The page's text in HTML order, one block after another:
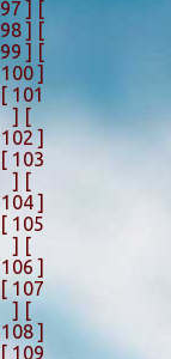
97 ] [
98 ] [
99 ] [
100 ]
[ 101
] [
102 ]
[ 103
] [
104 ]
[ 105
] [
106 ]
[ 107
] [
108 ]
[ 109